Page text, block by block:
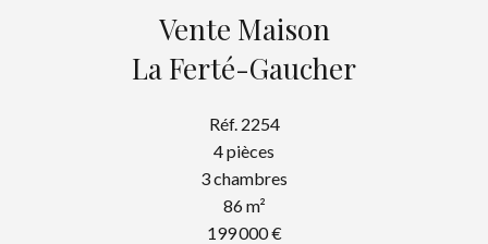
Vente Maison
La Ferté-Gaucher
Réf. 2254
4 pièces
3 chambres
86 m²
199 000 €